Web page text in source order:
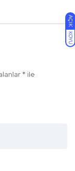
AÇIK
KOYU
* ile